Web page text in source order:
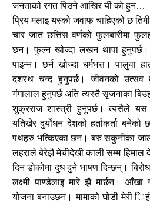
जनताको रगत पिउने आखिर यी को हुन…
पि्रय मलाइ यस्को जवाफ चाहिएको छ
चार जात छत्तिस वर्णको फुलबारीमा
छन। फुल्न खोज्दा लखन थापा हुनुपर्छ।
पाइन्न। छर्न खोज्दा धर्मभत्त। पालुवा
दशरथ चन्द हुनुपर्छ। जीवनको उत्सव
गंगालाल हुनुपर्छ अति त्यस्तै सृजनाका
शुक्रराज शास्त्री हुनुपर्छ। त्यसैले यस
यतिखेर दुर्योधन देशको हर्ताकर्ता बनेको
पथहरु भत्किएका छन। बरु सकुनीका
लहराले बेरेझै मेचीदेखी काली सम्म हिमाल
दिन डोकोमा दुध दुने भाषण दिन्छन्।
लक्ष्मी पाण्डेलाइ मारे झै मार्छन। आँखा
योजना बनाउछन। मामाको घोडी मेरी